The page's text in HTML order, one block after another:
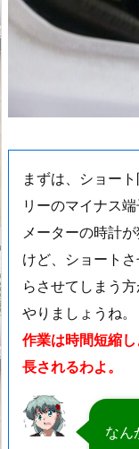
まずは、ショー
リーのマイナス
メーターの時計
けど、ショート
らさせてしまう
やりましょうね。
作業は時間短縮
長されるわよ。
なん